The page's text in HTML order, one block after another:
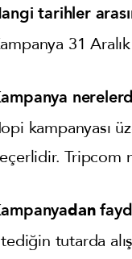
tarihler
31
kampanyası
Tripcom
dan
tutarda